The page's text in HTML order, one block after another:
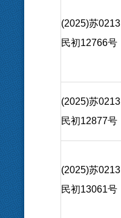
(2025)苏0213
民初12766号
(2025)苏0213
民初12877号
(2025)苏0213
民初13061号